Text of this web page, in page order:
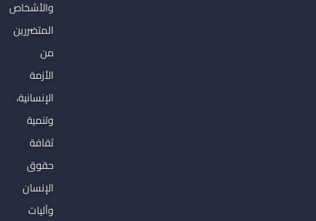
والأشخاص
المتضررين
من
الأزمة
الإنسانية،
وتنمية
ثقافة
حقوق
الإنسان
وآليات